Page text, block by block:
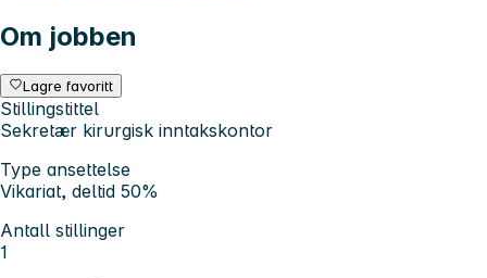
Om jobben
Lagre favoritt
Stillingstittel
Sekretær kirurgisk inntakskontor
Type ansettelse
Vikariat, deltid 50%
Antall stillinger
1